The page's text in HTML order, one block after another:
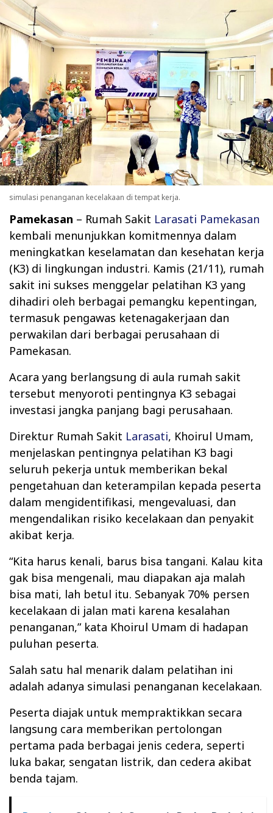
simulasi penanganan kecelakaan di tempat kerja.
Pamekasan – Rumah Sakit Larasati Pamekasan
kembali menunjukkan komitmennya dalam
meningkatkan keselamatan dan kesehatan kerja
(K3) di lingkungan industri. Kamis (21/11), rumah
sakit ini sukses menggelar pelatihan K3 yang
dihadiri oleh berbagai pemangku kepentingan,
termasuk pengawas ketenagakerjaan dan
perwakilan dari berbagai perusahaan di
Pamekasan.
Acara yang berlangsung di aula rumah sakit
tersebut menyoroti pentingnya K3 sebagai
investasi jangka panjang bagi perusahaan.
Direktur Rumah Sakit Larasati, Khoirul Umam,
menjelaskan pentingnya pelatihan K3 bagi
seluruh pekerja untuk memberikan bekal
pengetahuan dan keterampilan kepada peserta
dalam mengidentifikasi, mengevaluasi, dan
mengendalikan risiko kecelakaan dan penyakit
akibat kerja.
“Kita harus kenali, barus bisa tangani. Kalau kita
gak bisa mengenali, mau diapakan aja malah
bisa mati, lah betul itu. Sebanyak 70% persen
kecelakaan di jalan mati karena kesalahan
penanganan,” kata Khoirul Umam di hadapan
puluhan peserta.
Salah satu hal menarik dalam pelatihan ini
adalah adanya simulasi penanganan kecelakaan.
Peserta diajak untuk mempraktikkan secara
langsung cara memberikan pertolongan
pertama pada berbagai jenis cedera, seperti
luka bakar, sengatan listrik, dan cedera akibat
benda tajam.